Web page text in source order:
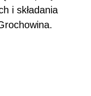
i składania